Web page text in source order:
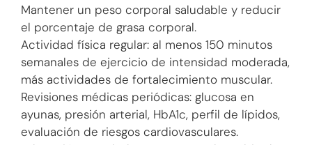
Mantener un peso corporal saludable y reducir
el porcentaje de grasa corporal.
Actividad física regular: al menos 150 minutos
semanales de ejercicio de intensidad moderada,
más actividades de fortalecimiento muscular.
Revisiones médicas periódicas: glucosa en
ayunas, presión arterial, HbA1c, perfil de lípidos,
evaluación de riesgos cardiovasculares.